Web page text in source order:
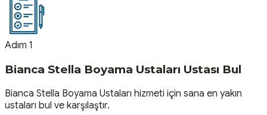
Adım 1
Bianca Stella Boyama Ustaları Ustası Bul
Bianca Stella Boyama Ustaları hizmeti için sana en yakın
ustaları bul ve karşılaştır.